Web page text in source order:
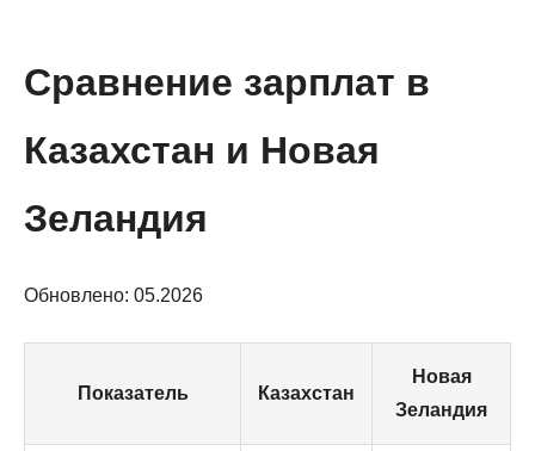
Сравнение зарплат в
Казахстан и Новая
Зеландия
Обновлено: 05.2026
Показатель Казахстан
Новая
Зеландия